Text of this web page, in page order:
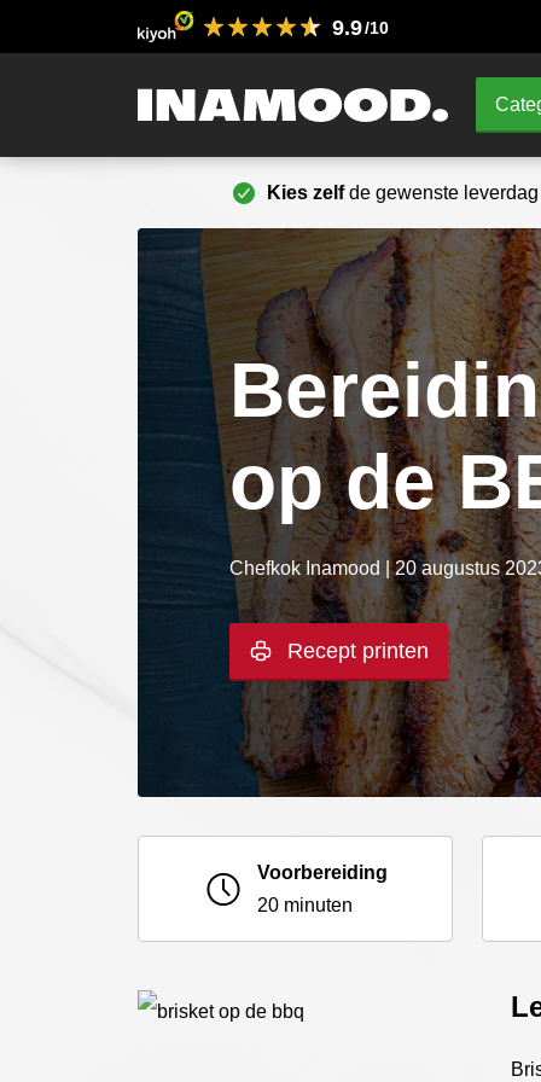
9.9/10
Kies zelfde gewenste leverdag
op de
Chefkok Inamood | 20 augustus
Recept printen
Voorbereiding
20 minuten